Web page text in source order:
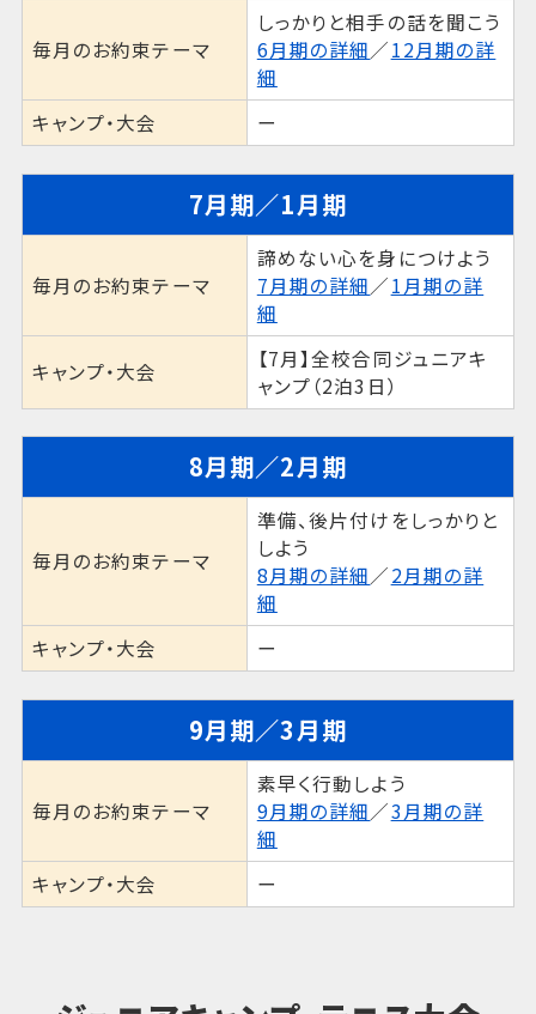
毎月のお約束テーマ
しっかりと相手の話を聞こう
6月期の詳細／12月期の詳
細
キャンプ・大会
ー
7月期／1月期
毎月のお約束テーマ
諦めない心を身につけよう
7月期の詳細／1月期の詳
細
キャンプ・大会
【7月】全校合同ジュニアキ
ャンプ（2泊3日）
8月期／2月期
毎月のお約束テーマ
準備、後片付けをしっかりと
しよう
8月期の詳細／2月期の詳
細
キャンプ・大会
ー
9月期／3月期
毎月のお約束テーマ
素早く行動しよう
9月期の詳細／3月期の詳
細
キャンプ・大会
ー